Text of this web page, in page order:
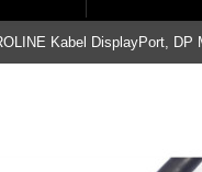
Kabel DisplayPort, DP